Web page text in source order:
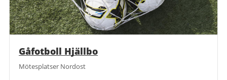
Gåfotboll Hjällbo
Mötesplatser Nordost